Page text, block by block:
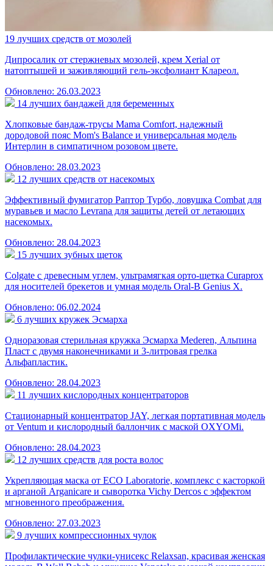
19 лучших средств от мозолей
Дипросалик от стержневых мозолей, крем Xerial от
натоптышей и заживляющий гель-эксфолиант Клареол.
Обновлено: 26.03.2023
14 лучших бандажей для беременных
Хлопковые бандаж-трусы Mama Comfort, надежный
дородовой пояс Mom's Balance и универсальная модель
Интерлин в симпатичном розовом цвете.
Обновлено: 28.03.2023
12 лучших средств от насекомых
Эффективный фумигатор Раптор Турбо, ловушка Combat для
муравьев и масло Levrana для защиты детей от летающих
насекомых.
Обновлено: 28.04.2023
15 лучших зубных щеток
Colgate с древесным углем, ультрамягкая орто-щетка Curaprox
для носителей брекетов и умная модель Oral-B Genius X.
Обновлено: 06.02.2024
6 лучших кружек Эсмарха
Одноразовая стерильная кружка Эсмарха Mederen, Альпина
Пласт с двумя наконечниками и 3-литровая грелка
Альфапластик.
Обновлено: 28.04.2023
11 лучших кислородных концентраторов
Стационарный концентратор JAY, легкая портативная модель
от Ventum и кислородный баллончик с маской OXYOMi.
Обновлено: 28.04.2023
12 лучших средств для роста волос
Укрепляющая маска от ECO Laboratorie, комплекс с касторкой
и арганой Arganicare и сыворотка Vichy Dercos с эффектом
мгновенного преображения.
Обновлено: 27.03.2023
9 лучших компрессионных чулок
Профилактические чулки-унисекс Relaxsan, красивая женская